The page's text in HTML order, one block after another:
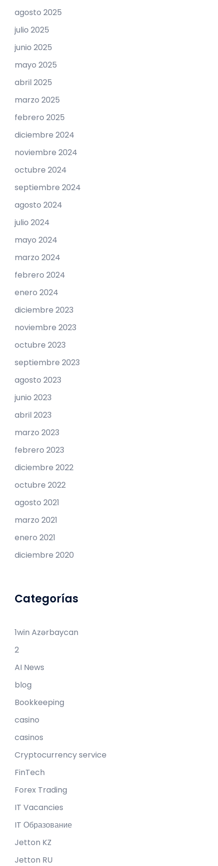
agosto 2025
julio 2025
junio 2025
mayo 2025
abril 2025
marzo 2025
febrero 2025
diciembre 2024
noviembre 2024
octubre 2024
septiembre 2024
agosto 2024
julio 2024
mayo 2024
marzo 2024
febrero 2024
enero 2024
diciembre 2023
noviembre 2023
octubre 2023
septiembre 2023
agosto 2023
junio 2023
abril 2023
marzo 2023
febrero 2023
diciembre 2022
octubre 2022
agosto 2021
marzo 2021
enero 2021
diciembre 2020
Categorías
1win Azərbaycan
2
AI News
blog
Bookkeeping
casino
casinos
Cryptocurrency service
FinTech
Forex Trading
IT Vacancies
IT Образование
Jetton KZ
Jetton RU